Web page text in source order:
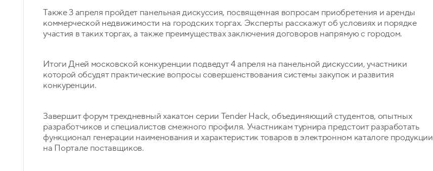
Также 3 апреля пройдет панельная дискуссия, посвященная вопросам приобретения и аренды
коммерческой недвижимости на городских торгах. Эксперты расскажут об условиях и порядке
участия в таких торгах, а также преимуществах заключения договоров напрямую с городом.
Итоги Дней московской конкуренции подведут 4 апреля на панельной дискуссии, участники
которой обсудят практические вопросы совершенствования системы закупок и развития
конкуренции.
Завершит форум трехдневный хакатон серии Tender Hack, объединяющий студентов, опытных
разработчиков и специалистов смежного профиля. Участникам турнира предстоит разработать
функционал генерации наименования и характеристик товаров в электронном каталоге продукции
на Портале поставщиков.